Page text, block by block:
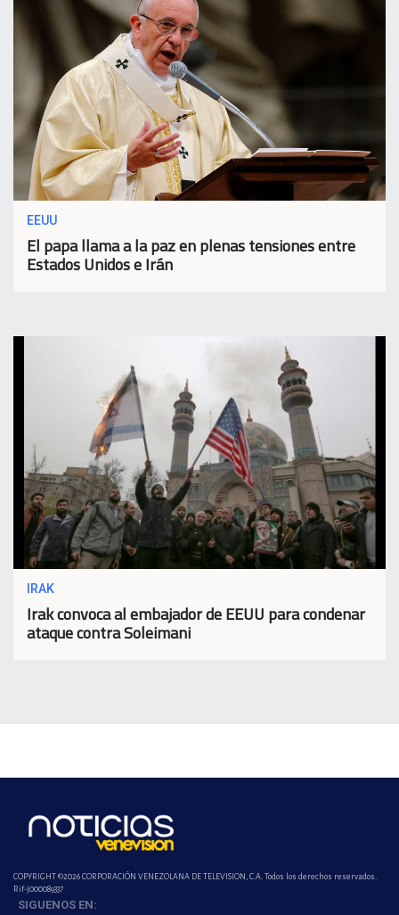
EEUU
El papa llama a la paz en plenas tensiones entre
Estados Unidos e Irán
IRAK
Irak convoca al embajador de EEUU para condenar
ataque contra Soleimani
COPYRIGHT ©2026 CORPORACIÓN VENEZOLANA DE TELEVISION, C.A. Todos los derechos reservados.
Rif-j000089337
SIGUENOS EN: